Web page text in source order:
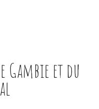
Gambie et du